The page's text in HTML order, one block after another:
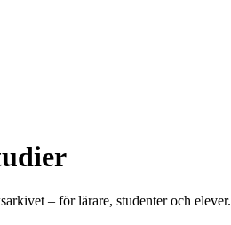
– för lärare, studenter och elever.